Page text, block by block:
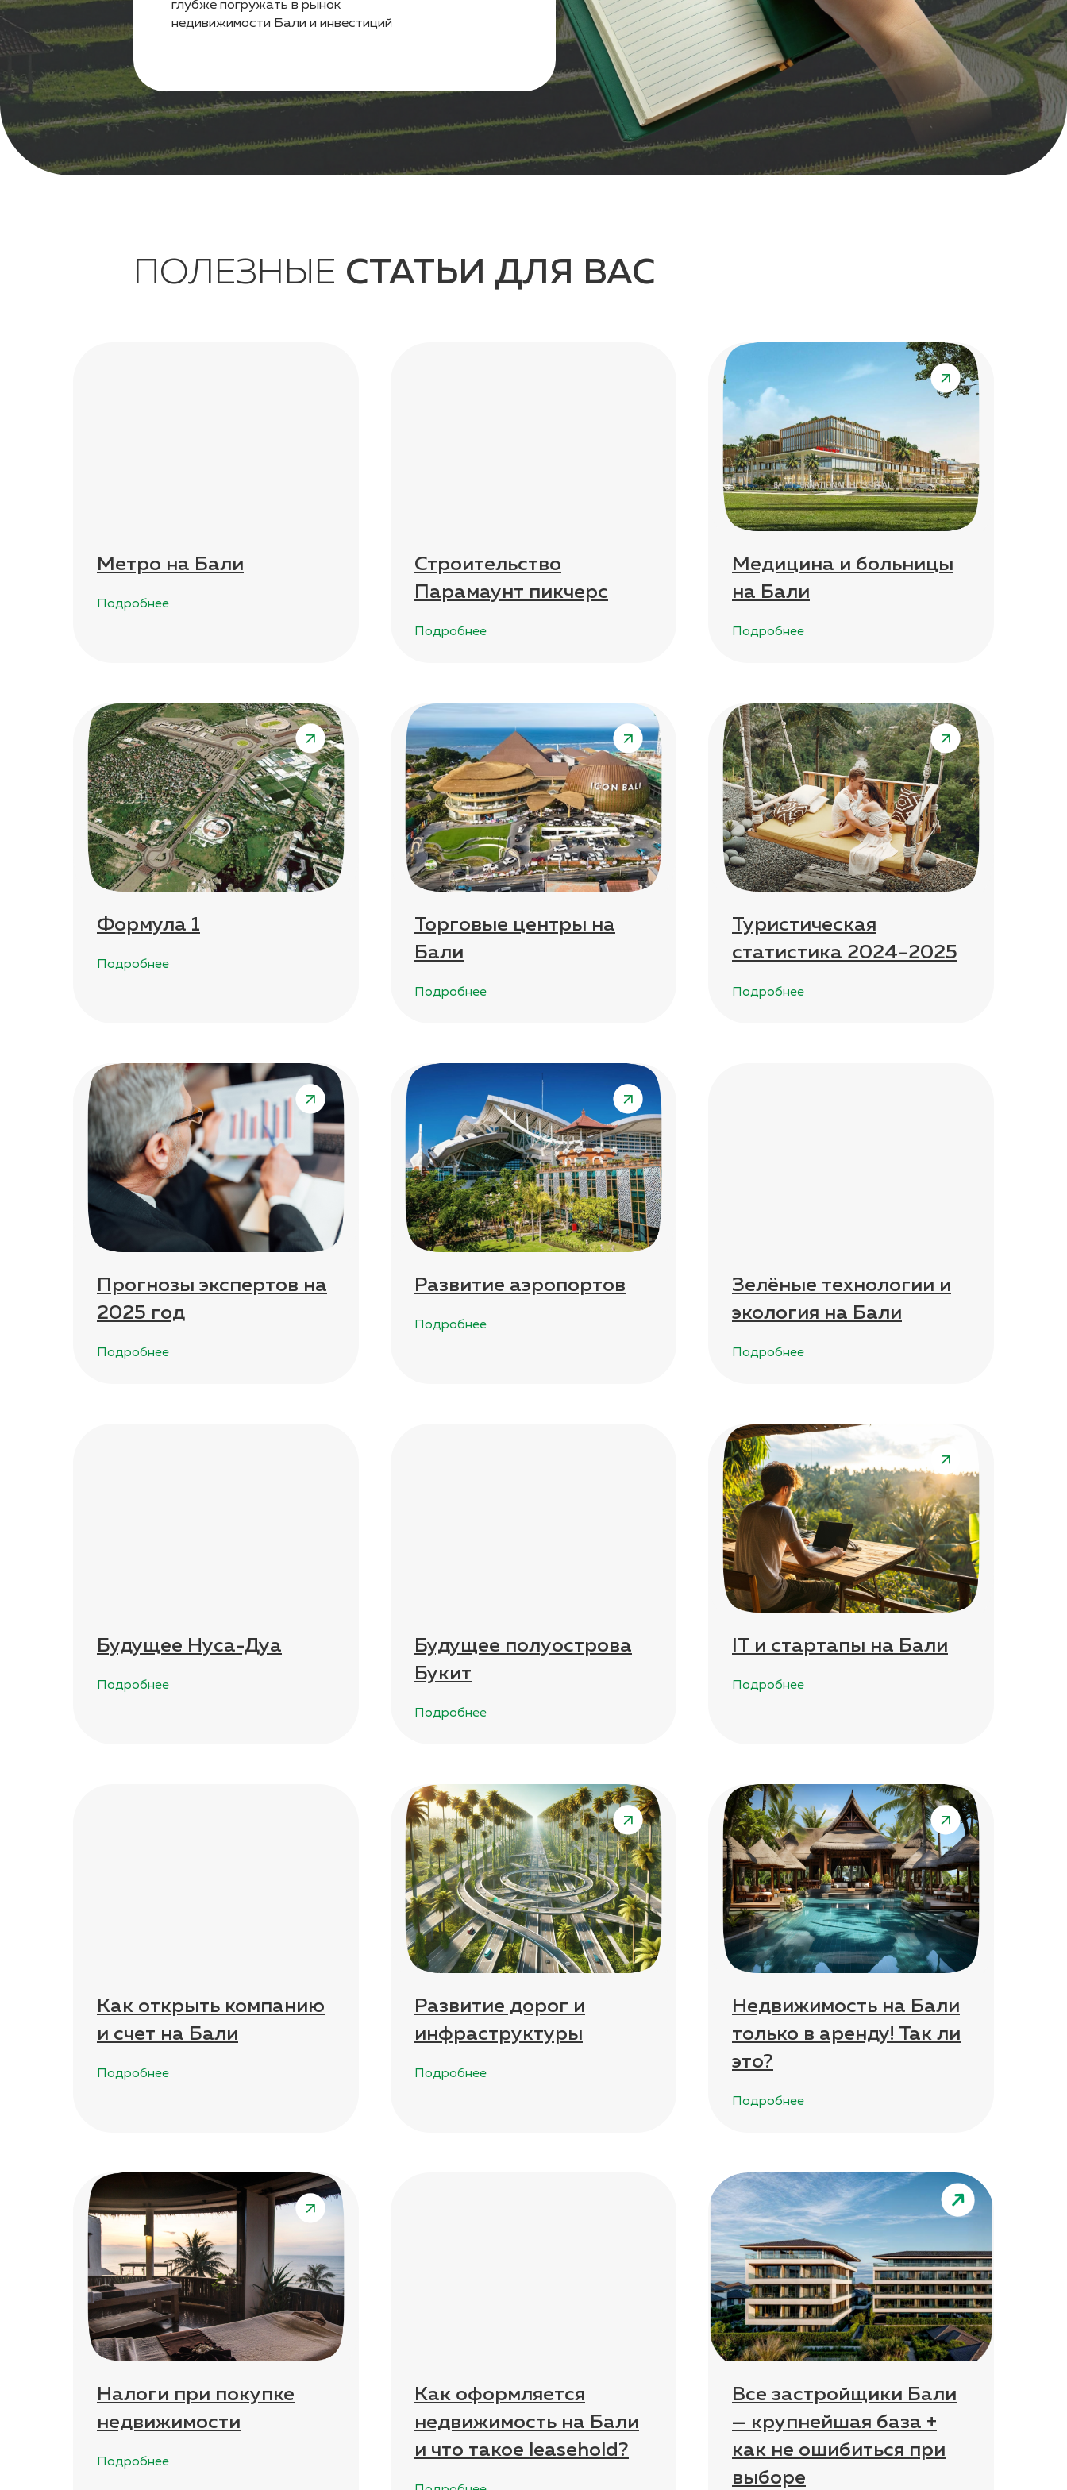
Метро на Бали
Подробнее
Строительство
Парамаунт пикчерс
Подробнее
Медицина и больницы
на Бали
Подробнее
Формула 1
Подробнее
Торговые центры на
Бали
Подробнее
Туристическая
статистика 2024–2025
Подробнее
Прогнозы экспертов на
2025 год
Подробнее
Развитие аэропортов
Подробнее
Зелёные технологии и
экология на Бали
Подробнее
Будущее Нуса-Дуа
Подробнее
Будущее полуострова
Букит
Подробнее
IT и стартапы на Бали
Подробнее
Как открыть компанию
и счет на Бали
Подробнее
Развитие дорог и
инфраструктуры
Подробнее
Недвижимость на Бали
только в аренду! Так ли
это?
Подробнее
Налоги при покупке
недвижимости
Подробнее
Как оформляется
недвижимость на Бали
и что такое leasehold?
Все застройщики Бали
— крупнейшая база +
как не ошибиться при
выборе